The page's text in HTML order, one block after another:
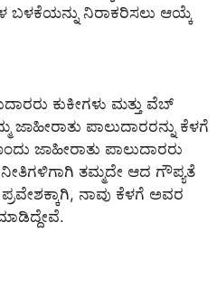
ಬಳಕೆಯನ್ನು ನಿರಾಕರಿಸಲು ಆಯ್ಕೆ
ಕುಕೀಗಳು ಮತ್ತು ವೆಬ್
ಪಾಲುದಾರರನ್ನು ಕೆಳಗೆ
ಜಾಹೀರಾತು ಪಾಲುದಾರರು
ತಮ್ಮದೇ ಆದ ಗೌಪ್ಯತೆ
ನಾವು ಕೆಳಗೆ ಅವರ